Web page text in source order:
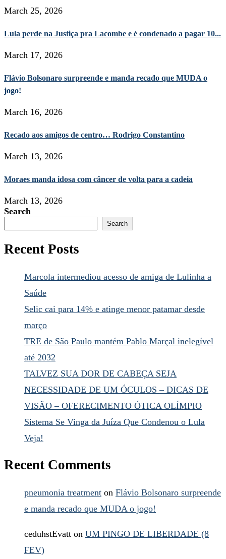
March 25, 2026
Lula perde na Justiça pra Lacombe e é condenado a pagar 10...
March 17, 2026
Flávio Bolsonaro surpreende e manda recado que MUDA o
jogo!
March 16, 2026
Recado aos amigos de centro… Rodrigo Constantino
March 13, 2026
Moraes manda idosa com câncer de volta para a cadeia
March 13, 2026
Search
Search
Recent Posts
Marcola intermediou acesso de amiga de Lulinha a
Saúde
Selic cai para 14% e atinge menor patamar desde
março
TRE de São Paulo mantém Pablo Marçal inelegível
até 2032
TALVEZ SUA DOR DE CABEÇA SEJA
NECESSIDADE DE UM ÓCULOS – DICAS DE
VISÃO – OFERECIMENTO ÓTICA OLÍMPIO
Sistema Se Vinga da Juíza Que Condenou o Lula
Veja!
Recent Comments
pneumonia treatment on Flávio Bolsonaro surpreende
e manda recado que MUDA o jogo!
ceduhstEvatt on UM PINGO DE LIBERDADE (8
FEV)